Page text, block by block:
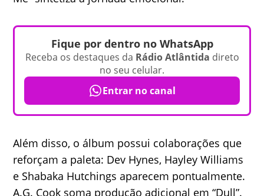
Fique por dentro no WhatsApp
Receba os destaques da Rádio Atlântida direto
no seu celular.
Entrar no canal
Além disso, o álbum possui colaborações que
reforçam a paleta: Dev Hynes, Hayley Williams
e Shabaka Hutchings aparecem pontualmente.
A.G. Cook soma produção adicional em “Dull”.